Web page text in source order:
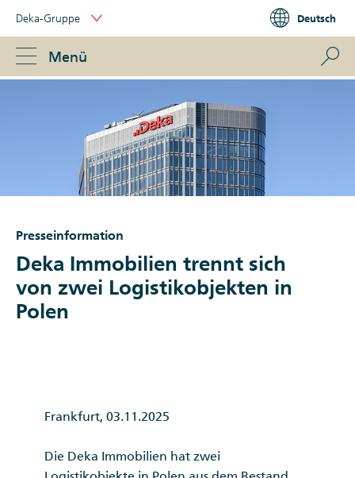
Links
Navigation
Portal
Navigation
Deka-Gruppe Deutsch
Menü
Presseinformation
Deka Immobilien trennt sich
von zwei Logistikobjekten in
Polen
Frankfurt, 03.11.2025
Die Deka Immobilien hat zwei